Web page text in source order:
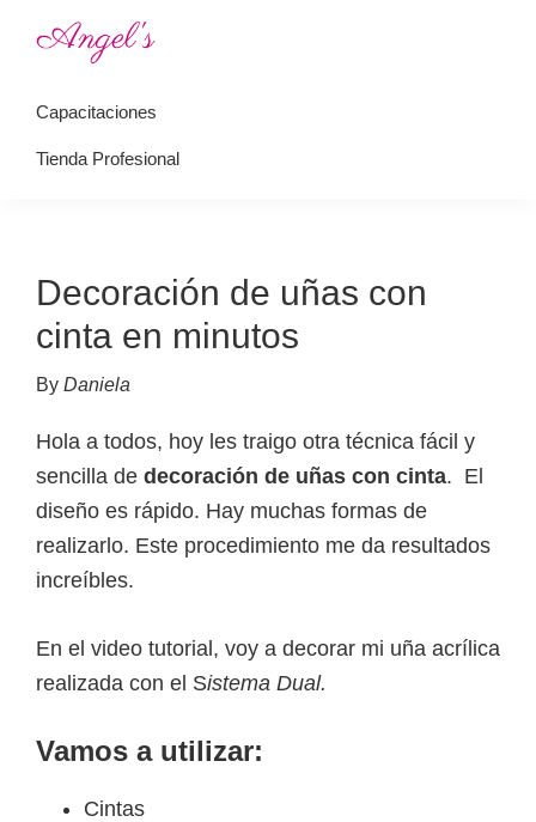
navegación
principal
principal
Perfect
Nails
de
uñas
Capacitaciones
Tienda Profesional
Decoración de uñas con
cinta en minutos
By Daniela
Hola a todos, hoy les traigo otra técnica fácil y
sencilla de decoración de uñas con cinta. El
diseño es rápido. Hay muchas formas de
realizarlo. Este procedimiento me da resultados
increíbles.
En el video tutorial, voy a decorar mi uña acrílica
realizada con el Sistema Dual.
Vamos a utilizar:
Cintas